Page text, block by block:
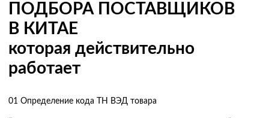
ПОДБОРА ПОСТАВЩИКОВ
В КИТАЕ
которая действительно
работает
01 Определение кода ТН ВЭД товара